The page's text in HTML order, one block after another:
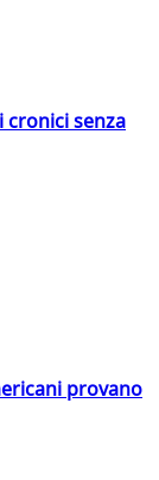
cronici senza
provano